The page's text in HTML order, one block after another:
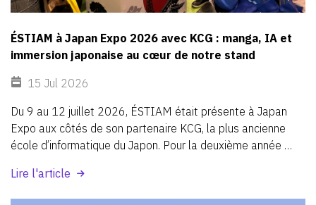
ÉSTIAM à Japan Expo 2026 avec KCG : manga, IA et
immersion japonaise au cœur de notre stand
15 Jul 2026
Du 9 au 12 juillet 2026, ÉSTIAM était présente à Japan
Expo aux côtés de son partenaire KCG, la plus ancienne
école d’informatique du Japon. Pour la deuxième année
au manga, à l’intelligence
et à la création numérique. Une nouvelle occasion de faire
Lire l'article